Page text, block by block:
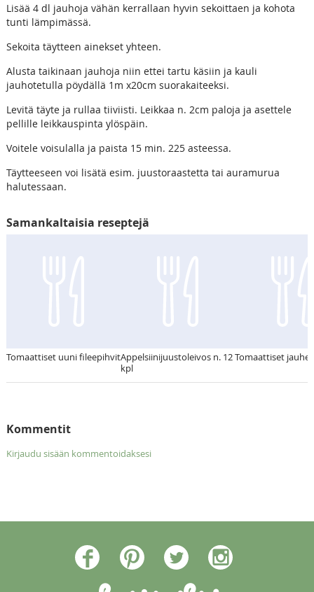
Lisää 4 dl jauhoja vähän kerrallaan hyvin sekoittaen ja kohota
tunti lämpimässä.
Sekoita täytteen ainekset yhteen.
Alusta taikinaan jauhoja niin ettei tartu käsiin ja kauli
jauhotetulla pöydällä 1m x20cm suorakaiteeksi.
Levitä täyte ja rullaa tiiviisti. Leikkaa n. 2cm paloja ja asettele
pellille leikkauspinta ylöspäin.
Voitele voisulalla ja paista 15 min. 225 asteessa.
Täytteeseen voi lisätä esim. juustoraastetta tai auramurua
halutessaan.
Samankaltaisia reseptejä
Tomaattiset uuni fileepihvitAppelsiinijuustoleivos n. 12
kpl
Tomaattiset
Kommentit
Kirjaudu sisään kommentoidaksesi